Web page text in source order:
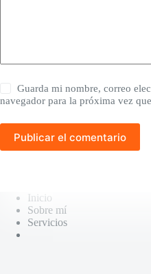
Guarda mi nombre, correo
navegador para la próxima vez
Publicar el comentario
Inicio
Sobre mí
Servicios